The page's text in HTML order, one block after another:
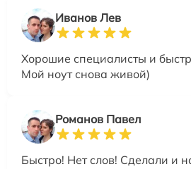
Иванов Лев
Хорошие специалисты и
Мой ноут снова живой)
Романов Павел
Быстро! Нет слов! Сделали и